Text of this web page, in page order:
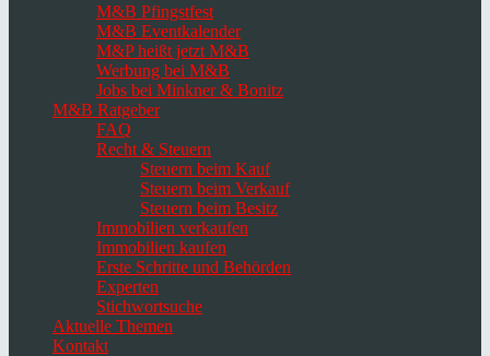
M&B Pfingstfest
M&B Eventkalender
M&P heißt jetzt M&B
Werbung bei M&B
Jobs bei Minkner & Bonitz
M&B Ratgeber
FAQ
Recht & Steuern
Steuern beim Kauf
Steuern beim Verkauf
Steuern beim Besitz
Immobilien verkaufen
Immobilien kaufen
Erste Schritte und Behörden
Experten
Stichwortsuche
Aktuelle Themen
Kontakt